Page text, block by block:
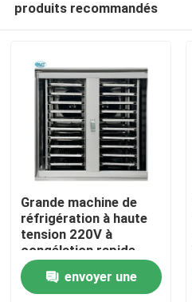
À la maison
Produits
Le spectacle VR
produits recommandés
Grande machine de
réfrigération à haute
tension 220V à
congélation rapide
pour congélation
rapide dans un
réfrigérateur à 2
envoyer une